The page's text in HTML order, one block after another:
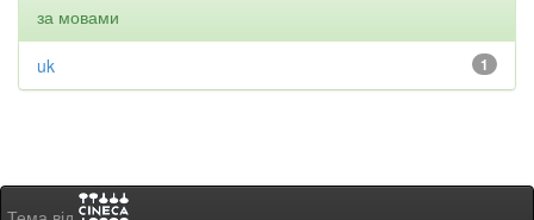
за мовами
1
uk